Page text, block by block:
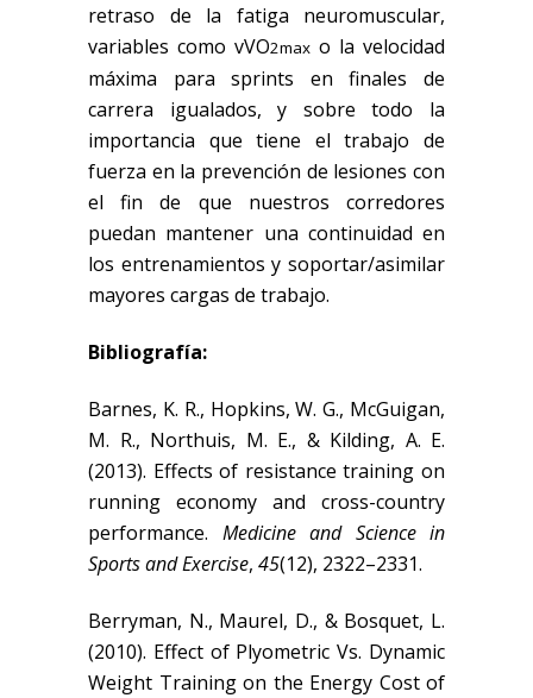
retraso de la fatiga neuromuscular,
variables como vVO2max o la velocidad
máxima para sprints en finales de
carrera igualados, y sobre todo la
importancia que tiene el trabajo de
fuerza en la prevención de lesiones con
el fin de que nuestros corredores
puedan mantener una continuidad en
los entrenamientos y soportar/asimilar
mayores cargas de trabajo.
Bibliografía:
Barnes, K. R., Hopkins, W. G., McGuigan,
M. R., Northuis, M. E., & Kilding, A. E.
(2013). Effects of resistance training on
running economy and cross-country
performance. Medicine and Science in
Sports and Exercise, 45(12), 2322–2331.
Berryman, N., Maurel, D., & Bosquet, L.
(2010). Effect of Plyometric Vs. Dynamic
Weight Training on the Energy Cost of